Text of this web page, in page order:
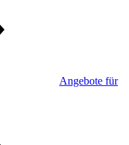
Angebote für